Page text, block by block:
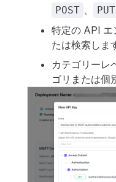
POST 、 PUT
特定の API エ
たは検索しま
カテゴリーレ
ゴリまたは個